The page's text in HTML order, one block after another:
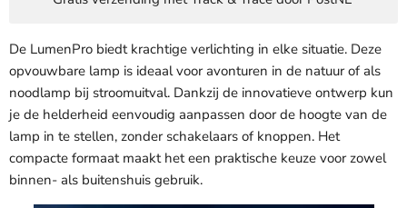
De LumenPro biedt krachtige verlichting in elke situatie. Deze
opvouwbare lamp is ideaal voor avonturen in de natuur of als
noodlamp bij stroomuitval. Dankzij de innovatieve ontwerp kun
je de helderheid eenvoudig aanpassen door de hoogte van de
lamp in te stellen, zonder schakelaars of knoppen. Het
compacte formaat maakt het een praktische keuze voor zowel
binnen- als buitenshuis gebruik.